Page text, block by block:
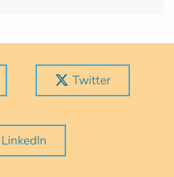
Twitter
LinkedIn